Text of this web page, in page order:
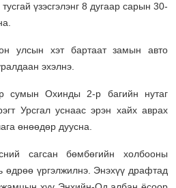
үзэсгэлэнг 8 дугаар сарын 30-
улсын хэт бартаат замын авто
эхэлнэ.
сумын Охинды 2-р багийн нутаг
Урсгал уснаас эрэн хайх аврах
өнөөдөр дуусна.
сагсан бөмбөгийн холбооны
үргэлжилнэ. Энэхүү драфтад